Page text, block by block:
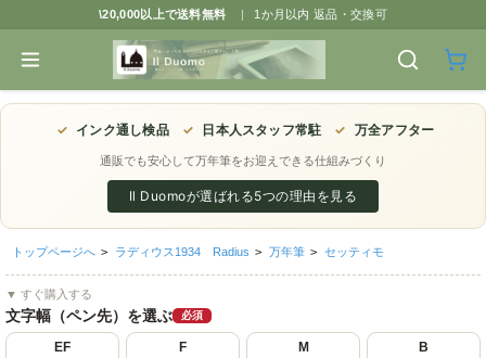
\20,000以上で送料無料 | 1か月以内 返品・交換可
✓ インク通し検品 ✓ 日本人スタッフ常駐 ✓ 万全アフター
通販でも安心して万年筆をお迎えできる仕組みづくり
Il Duomoが選ばれる5つの理由を見る
トップページへ > ラディウス1934 Radius > 万年筆 > セッティモ
▼ すぐ購入する
文字幅（ペン先）を選ぶ 必須
EF F M B